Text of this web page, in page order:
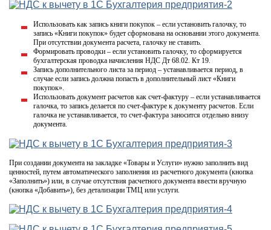
Использовать как запись книги покупок – если установить галочку, то
запись «Книги покупок» будет сформована на основании этого документа.
При отсутствии документа расчета, галочку не ставить.
Формировать проводки – если установить галочку, то сформируется
бухгалтерская проводка начисления НДС Дт 68.02. Кт 19.
Запись дополнительного листа за период – устанавливается период, в
случае если запись должна попасть в дополнительный лист «Книги
покупок».
Использовать документ расчетов как счет-фактуру – если устанавливается
галочка, то запись делается по счет-фактуре к документу расчетов. Если
галочка не устанавливается, то счет-фактура заносится отдельно внизу
документа.
При создании документа на закладке «Товары и Услуги» нужно заполнить вид
ценностей, путем автоматического заполнения из расчетного документа (кнопка
«Заполнить») или, в случае отсутствия расчетного документа ввести вручную
(кнопка «Добавить»), без детализации ТМЦ или услуги.